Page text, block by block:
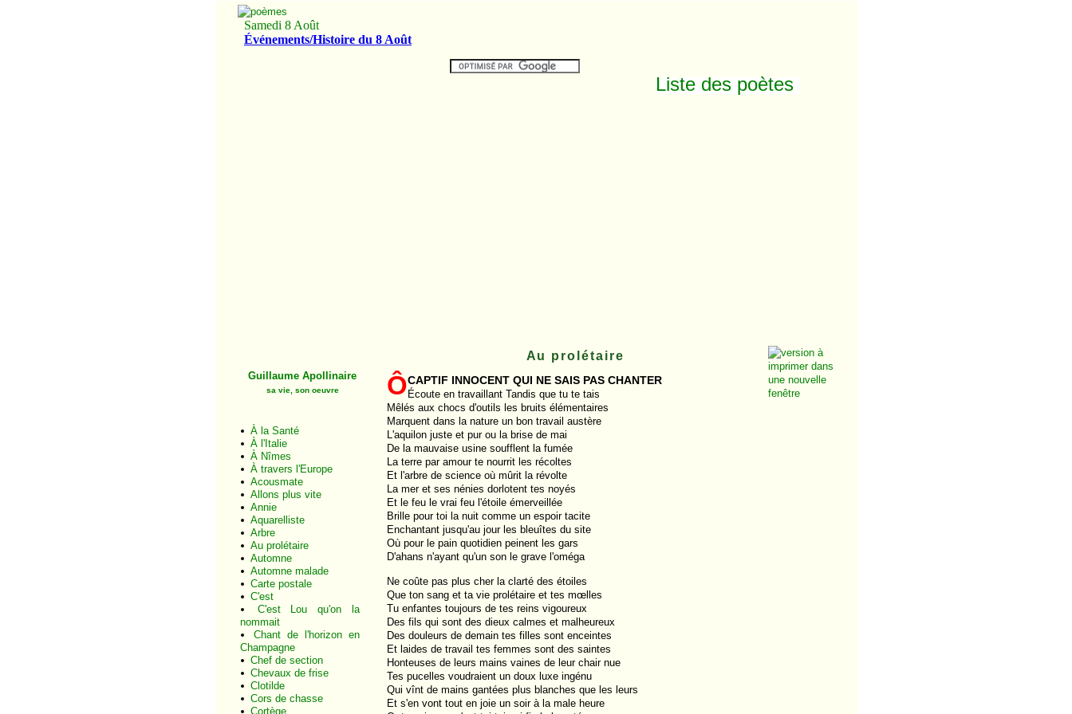
Liste des poètes
Guillaume Apollinaire
sa vie, son oeuvre
À la Santé
À l'Italie
À Nîmes
À travers l'Europe
Acousmate
Allons plus vite
Annie
Aquarelliste
Arbre
Au prolétaire
Automne
Automne malade
Carte postale
C'est
C'est Lou qu'on la
nommait
Chant de l'horizon en
Champagne
Chef de section
Chevaux de frise
Clotilde
Cors de chasse
Cortège
Au prolétaire
Ôcaptif innocent qui ne sais pas chanter
Écoute en travaillant Tandis que tu te tais
Mêlés aux chocs d'outils les bruits élémentaires
Marquent dans la nature un bon travail austère
L'aquilon juste et pur ou la brise de mai
De la mauvaise usine soufflent la fumée
La terre par amour te nourrit les récoltes
Et l'arbre de science où mûrit la révolte
La mer et ses nénies dorlotent tes noyés
Et le feu le vrai feu l'étoile émerveillée
Brille pour toi la nuit comme un espoir tacite
Enchantant jusqu'au jour les bleuîtes du site
Où pour le pain quotidien peinent les gars
D'ahans n'ayant qu'un son le grave l'oméga
Ne coûte pas plus cher la clarté des étoiles
Que ton sang et ta vie prolétaire et tes mœlles
Tu enfantes toujours de tes reins vigoureux
Des fils qui sont des dieux calmes et malheureux
Des douleurs de demain tes filles sont enceintes
Et laides de travail tes femmes sont des saintes
Honteuses de leurs mains vaines de leur chair nue
Tes pucelles voudraient un doux luxe ingénu
Qui vînt de mains gantées plus blanches que les leurs
Et s'en vont tout en joie un soir à la male heure